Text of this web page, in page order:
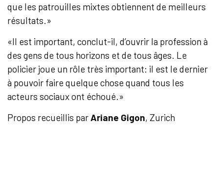
que les patrouilles mixtes obtiennent de meilleurs
résultats.»
«Il est important, conclut-il, d’ouvrir la profession à
des gens de tous horizons et de tous âges. Le
policier joue un rôle très important: il est le dernier
à pouvoir faire quelque chose quand tous les
acteurs sociaux ont échoué.»
Propos recueillis par Ariane Gigon, Zurich